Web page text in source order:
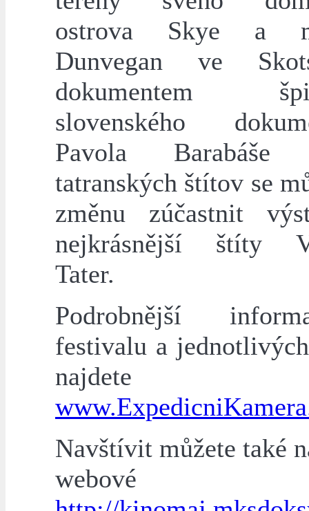
ostrova Skye a
Dunvegan ve
dokumentem
slovenského
Pavola Barabáše
tatranských štítov se
změnu zúčastnit
nejkrásnější štíty
Tater.
Podrobnější
festivalu a
najdete
Navštívit můžete také
webové